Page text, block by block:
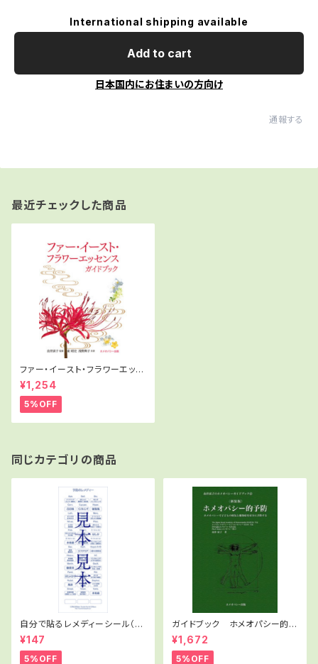
International shipping available
Add to cart
日本国内にお住まいの方向け
通報する
最近チェックした商品
ファー・イースト・フラワーエッセ
ンスガイドブック
¥1,254
5%OFF
同じカテゴリの商品
自分で貼るレメディーシール（予
防）
¥147
5%OFF
ガイドブック ホメオパシー的予
防（新装版）
¥1,672
5%OFF